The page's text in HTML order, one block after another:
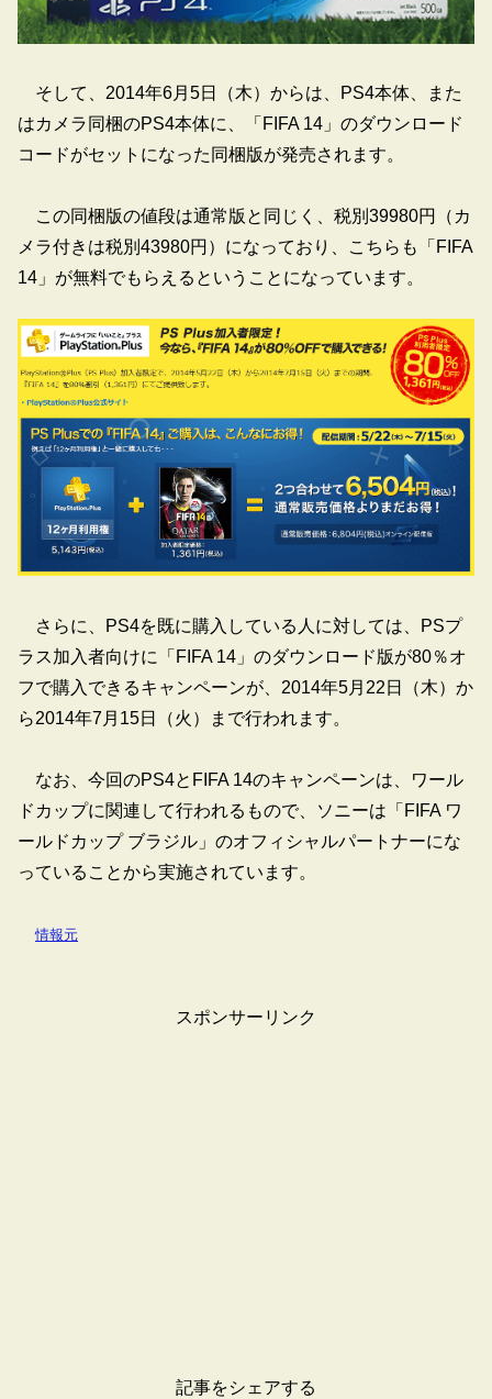
そして、2014年6月5日（木）からは、PS4本体、また
はカメラ同梱のPS4本体に、「FIFA 14」のダウンロード
コードがセットになった同梱版が発売されます。
この同梱版の値段は通常版と同じく、税別39980円（カ
メラ付きは税別43980円）になっており、こちらも「FIFA
14」が無料でもらえるということになっています。
さらに、PS4を既に購入している人に対しては、PSプ
ラス加入者向けに「FIFA 14」のダウンロード版が80％オ
フで購入できるキャンペーンが、2014年5月22日（木）か
ら2014年7月15日（火）まで行われます。
なお、今回のPS4とFIFA 14のキャンペーンは、ワール
ドカップに関連して行われるもので、ソニーは「FIFA ワ
ールドカップ ブラジル」のオフィシャルパートナーにな
っていることから実施されています。
情報元
スポンサーリンク
記事をシェアする